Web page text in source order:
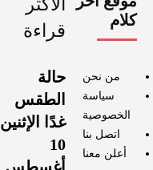
كلام
من نحن
سياسة
الخصوصية
اتصل بنا
أعلن معنا
الأكثر
قراءة
حالة
الطقس
غدًا الإثنين
10